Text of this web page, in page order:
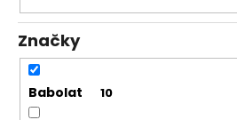
Značky
Babolat 10
D